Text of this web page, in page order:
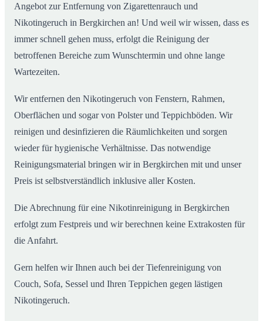
Angebot zur Entfernung von Zigarettenrauch und
Nikotingeruch in Bergkirchen an! Und weil wir wissen, dass es
immer schnell gehen muss, erfolgt die Reinigung der
betroffenen Bereiche zum Wunschtermin und ohne lange
Wartezeiten.
Wir entfernen den Nikotingeruch von Fenstern, Rahmen,
Oberflächen und sogar von Polster und Teppichböden. Wir
reinigen und desinfizieren die Räumlichkeiten und sorgen
wieder für hygienische Verhältnisse. Das notwendige
Reinigungsmaterial bringen wir in Bergkirchen mit und unser
Preis ist selbstverständlich inklusive aller Kosten.
Die Abrechnung für eine Nikotinreinigung in Bergkirchen
erfolgt zum Festpreis und wir berechnen keine Extrakosten für
die Anfahrt.
Gern helfen wir Ihnen auch bei der Tiefenreinigung von
Couch, Sofa, Sessel und Ihren Teppichen gegen lästigen
Nikotingeruch.